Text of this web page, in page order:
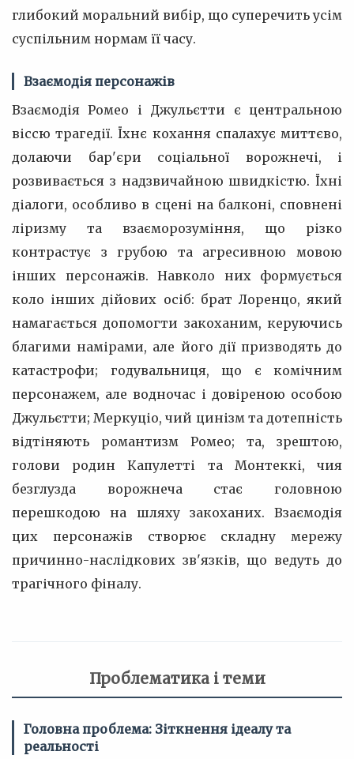
глибокий моральний вибір, що суперечить усім
суспільним нормам її часу.
Взаємодія персонажів
Взаємодія Ромео і Джульєтти є центральною
віссю трагедії. Їхнє кохання спалахує миттєво,
долаючи бар'єри соціальної ворожнечі, і
розвивається з надзвичайною швидкістю. Їхні
діалоги, особливо в сцені на балконі, сповнені
ліризму та взаєморозуміння, що різко
контрастує з грубою та агресивною мовою
інших персонажів. Навколо них формується
коло інших дійових осіб: брат Лоренцо, який
намагається допомогти закоханим, керуючись
благими намірами, але його дії призводять до
катастрофи; годувальниця, що є комічним
персонажем, але водночас і довіреною особою
Джульєтти; Меркуціо, чий цинізм та дотепність
відтіняють романтизм Ромео; та, зрештою,
голови родин Капулетті та Монтеккі, чия
безглузда ворожнеча стає головною
перешкодою на шляху закоханих. Взаємодія
цих персонажів створює складну мережу
причинно-наслідкових зв'язків, що ведуть до
трагічного фіналу.
Проблематика і теми
Головна проблема: Зіткнення ідеалу та
реальності